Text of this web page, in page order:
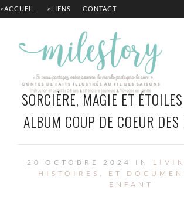
>ACCUEIL >LIENS CONTACT
SORCIÈRE, MAGIE ET
ALBUM COUP DE COEUR
20 OCTOBRE 2024 IN
HISTOIRES, ET
ENFANT